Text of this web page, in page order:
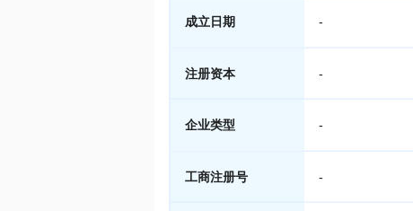
成立日期 -
注册资本 -
企业类型 -
工商注册号 -